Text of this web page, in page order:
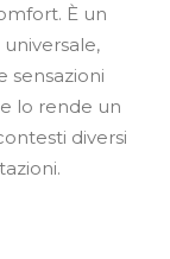
È un
sensazioni
lo rende un
diversi